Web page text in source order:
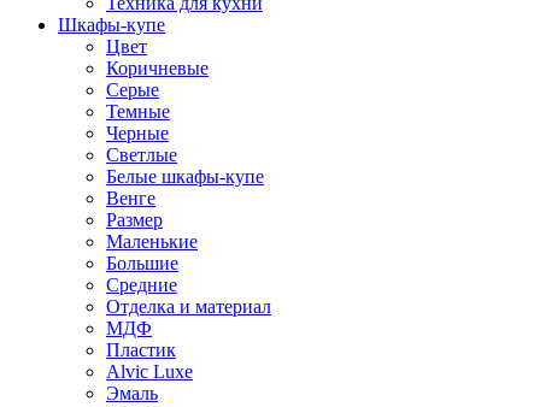
Шкафы-купе
Цвет
Коричневые
Серые
Темные
Черные
Светлые
Белые шкафы-купе
Венге
Размер
Маленькие
Большие
Средние
Отделка и материал
МДФ
Пластик
Alvic Luxe
Эмаль